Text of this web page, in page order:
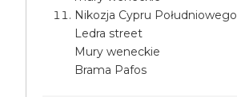
Nikozja Cypru Południowego
Ledra street
Mury weneckie
Brama Pafos